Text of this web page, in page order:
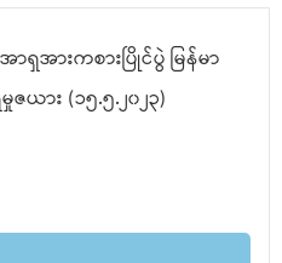
ရှအားကစားပြိုင်ပွဲ မြန်မာ
ား (၁၅.၅.၂၀၂၃)